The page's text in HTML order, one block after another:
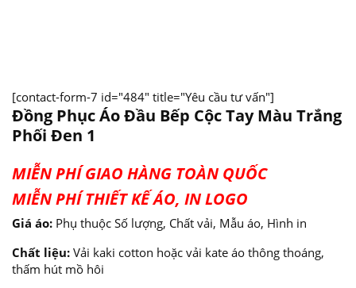
[contact-form-7 id="484" title="Yêu cầu tư vấn"]
Đồng Phục Áo Đầu Bếp Cộc Tay Màu Trắng
Phối Đen 1
MIỄN PHÍ GIAO HÀNG TOÀN QUỐC
MIỄN PHÍ THIẾT KẾ ÁO, IN LOGO
Giá áo: Phụ thuộc Số lượng, Chất vải, Mẫu áo, Hình in
Chất liệu: Vải kaki cotton hoặc vải kate áo thông thoáng,
thấm hút mồ hôi